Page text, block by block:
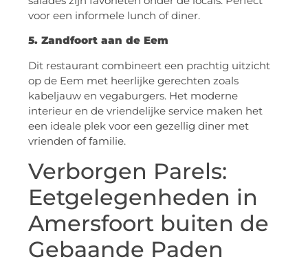
voor een informele lunch of diner.
5. Zandfoort aan de Eem
Dit restaurant combineert een prachtig uitzicht
op de Eem met heerlijke gerechten zoals
kabeljauw en vegaburgers. Het moderne
interieur en de vriendelijke service maken het
een ideale plek voor een gezellig diner met
vrienden of familie.
Verborgen Parels:
Eetgelegenheden in
Amersfoort buiten de
Gebaande Paden